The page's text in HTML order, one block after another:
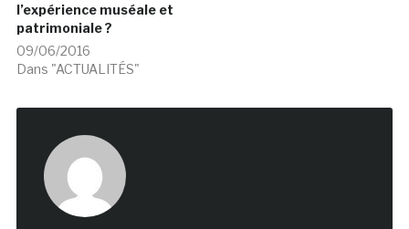
l’expérience muséale et
patrimoniale ?
09/06/2016
Dans "ACTUALITÉS"